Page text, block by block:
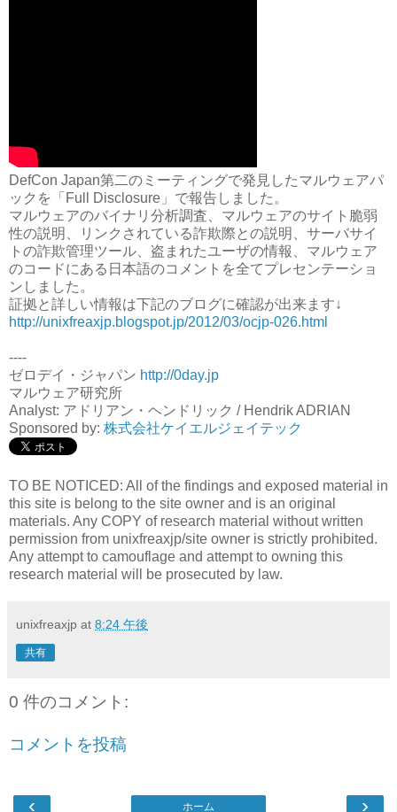
DefCon Japan第二のミーティングで発見したマルウェアパ
ックを「Full Disclosure」で報告しました。
マルウェアのバイナリ分析調査、マルウェアのサイト脆弱
性の説明、リンクされている詐欺際との説明、サーバサイ
トの詐欺管理ツール­、盗まれたユーザの情報、マルウェア
のコードにある日本語のコメントを全てプレセンテーショ
ンしました。
証拠と詳しい情報は下記のブログに確認が出来ます↓
http://unixfreaxjp.blogspot.jp/2012/03/ocjp-026.html
----
ゼロデイ・ジャパン http://0day.jp
マルウェア研究所
Analyst: アドリアン・ヘンドリック / Hendrik ADRIAN
Sponsored by: 株式会社ケイエルジェイテック
TO BE NOTICED: All of the findings and exposed material in
this site is belong to the site owner and is an original
materials. Any COPY of research material without written
permission from unixfreaxjp/site owner is strictly prohibited.
Any attempt to camouflage and attempt to owning this
research material will be prosecuted by law.
unixfreaxjp at 8:24 午後
共有
0 件のコメント:
コメントを投稿
‹ ›
ホーム